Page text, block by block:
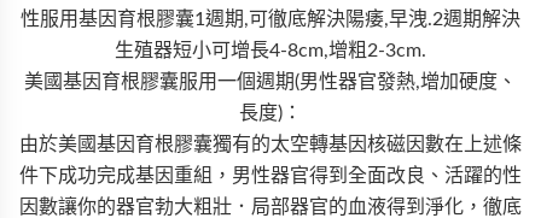
性服用基因育根膠囊1週期,可徹底解決陽痿,早洩.2週期解決
生殖器短小可增長4-8cm,增粗2-3cm.
美國基因育根膠囊服用一個週期(男性器官發熱,增加硬度、
長度)：
由於美國基因育根膠囊獨有的太空轉基因核磁因數在上述條
件下成功完成基因重組，男性器官得到全面改良、活躍的性
因數讓你的器官勃大粗壯．局部器官的血液得到淨化，徹底